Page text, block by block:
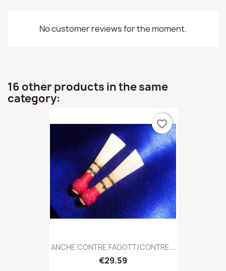
No customer reviews for the moment.
16 other products in the same
category:
ANCHE CONTRE FAGOTT/CONTRE...
€29.59
favorite_border